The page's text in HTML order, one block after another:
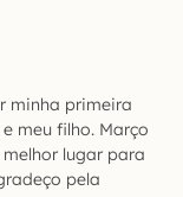
minha primeira
meu filho. Março
lugar para
pela